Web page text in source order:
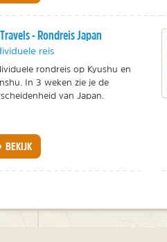
- Rondreis Japan
reis
rondreis op Kyushu en
In 3 weken zie je de
van Japan.
BEKIJK